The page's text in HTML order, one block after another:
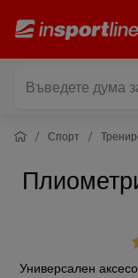
Спорт
Универсален